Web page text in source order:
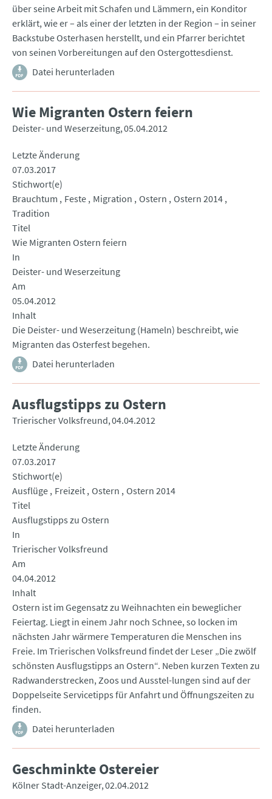
über seine Arbeit mit Schafen und Lämmern, ein Konditor
erklärt, wie er – als einer der letzten in der Region – in seiner
Backstube Osterhasen herstellt, und ein Pfarrer berichtet
von seinen Vorbereitungen auf den Ostergottesdienst.
Datei herunterladen
Wie Migranten Ostern feiern
Deister- und Weserzeitung 05.04.2012
Letzte Änderung
07.03.2017
Stichwort(e)
Brauchtum
Feste Migration Ostern Ostern 2014
Tradition
Titel
Wie Migranten Ostern feiern
In
Deister- und Weserzeitung
Am
05.04.2012
Inhalt
Die Deister- und Weserzeitung (Hameln) beschreibt, wie
Migranten das Osterfest begehen.
Datei herunterladen
Ausflugstipps zu Ostern
Trierischer Volksfreund 04.04.2012
Letzte Änderung
07.03.2017
Stichwort(e)
Ausflüge Freizeit Ostern Ostern 2014
Titel
Ausflugstipps zu Ostern
In
Trierischer Volksfreund
Am
04.04.2012
Inhalt
Ostern ist im Gegensatz zu Weihnachten ein beweglicher
Feiertag. Liegt in einem Jahr noch Schnee, so locken im
nächsten Jahr wärmere Temperaturen die Menschen ins
Freie. Im Trierischen Volksfreund findet der Leser „Die zwölf
schönsten Ausflugstipps an Ostern“. Neben kurzen Texten zu
Radwanderstrecken, Zoos und Ausstel-lungen sind auf der
Doppelseite Servicetipps für Anfahrt und Öffnungszeiten zu
finden.
Datei herunterladen
Geschminkte Ostereier
Kölner Stadt-Anzeiger 02.04.2012